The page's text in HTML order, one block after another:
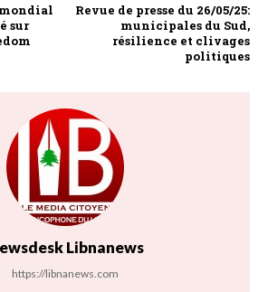
mondial
sur
Revue de presse du 26/05/25:
municipales du Sud,
résilience et clivages
politiques
Libnanews
https://libnanews.com